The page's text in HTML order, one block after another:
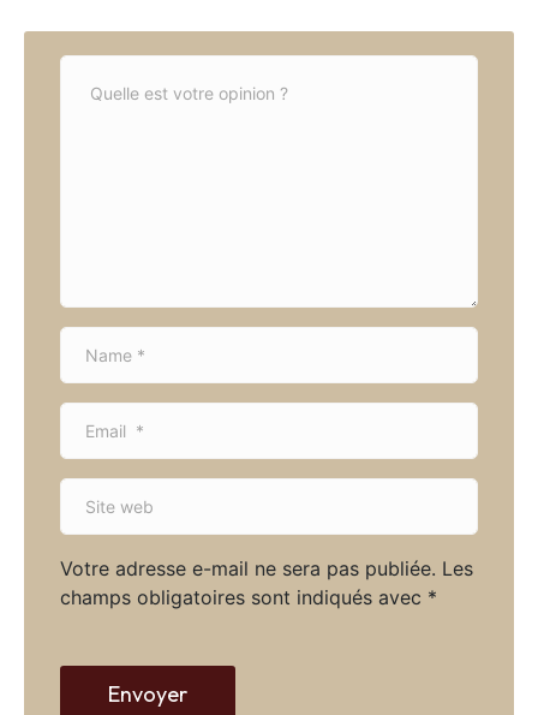
Votre adresse e-mail ne sera pas publiée. Les
champs obligatoires sont indiqués avec *
C
N
m
*
E
a
l
*
S
e
w
b
Envoyer